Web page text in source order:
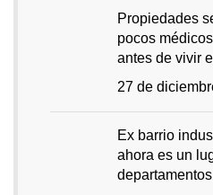
Propiedades
pocos
antes de vivir
27 de
Ex barrio
ahora es un